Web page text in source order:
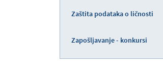
Zaštita podataka o ličnosti
Zapošljavanje - konkursi